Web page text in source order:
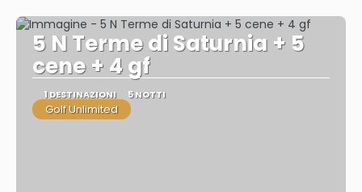
5 N Terme di Saturnia + 5
cene + 4 gf
1 DESTINAZIONI 5 NOTTI
Golf Unlimited